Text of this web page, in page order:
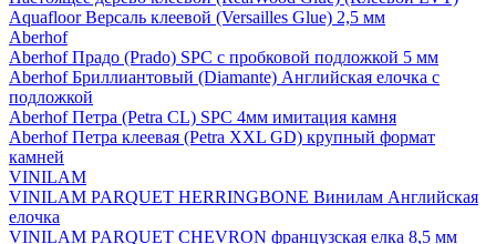
Aquafloor Версаль клеевой (Versailles Glue) 2,5 мм
Aberhof
Aberhof Прадо (Prado) SPC с пробковой подложкой 5 мм
Aberhof Бриллиантовый (Diamante) Английская елочка с
подложкой
Aberhof Петра (Petra CL) SPC 4мм имитация камня
Aberhof Петра клеевая (Petra XXL GD) крупный формат
камней
VINILAM
VINILAM PARQUET HERRINGBONE Винилам Английская
елочка
VINILAM PARQUET CHEVRON французская елка 8,5 мм